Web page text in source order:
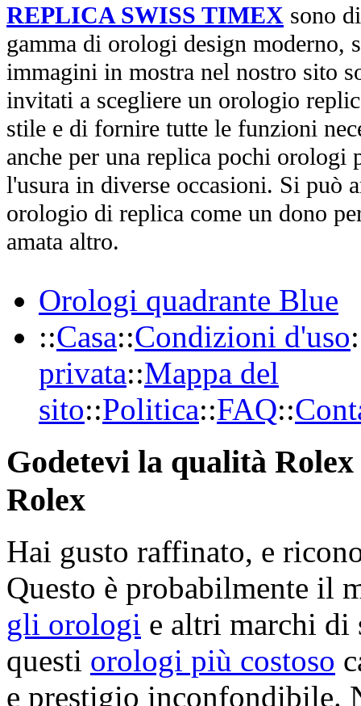
REPLICA SWISS TIMEX sono
gamma di orologi design moderno,
immagini in mostra nel nostro sito
invitati a scegliere un orologio
stile e di fornire tutte le funzioni
anche per una replica pochi orologi
l'usura in diverse occasioni. Si può
orologio di replica come un dono
amata altro.
Orologi quadrante Blue
::Casa::Condizioni d'uso
privata::Mappa del
sito::Politica::FAQ::
Godetevi la qualità
Rolex
Hai gusto raffinato, e
Questo è probabilmente il
gli orologi e altri marchi di
questi orologi più costoso
e prestigio inconfondibile.